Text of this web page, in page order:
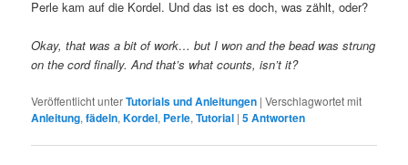
Perle kam auf die Kordel. Und das ist es doch, was zählt, oder?
Okay, that was a bit of work… but I won and the bead was strung
on the cord finally. And that’s what counts, isn’t it?
Veröffentlicht unterTutorials und Anleitungen |Verschlagwortet mit
Anleitung,fädeln,Kordel, Perle,Tutorial |5Antworten